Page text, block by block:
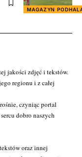
MAGAZYN
jakości zdjęć i tekstów.
regionu i z całej
czyniąc portal
dobro naszych
oraz innej